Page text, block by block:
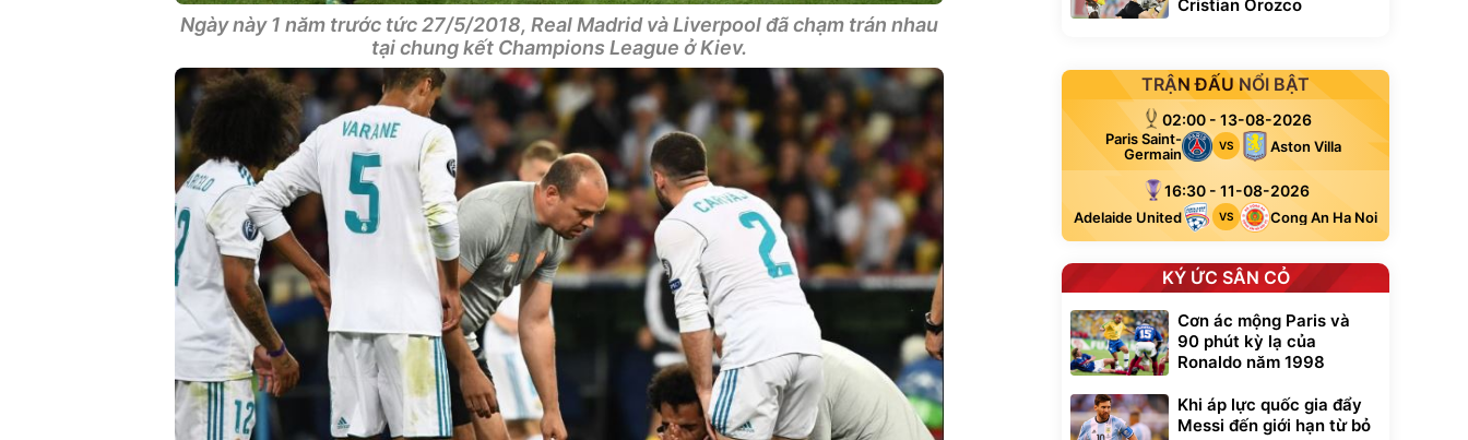
Ngày này 1 năm trước tức 27/5/2018, Real Madrid và Liverpool đã chạm trán nhau
tại chung kết Champions League ở Kiev.
Cristian Orozco
TRẬN ĐẤU NỔI BẬT
02:00 - 13-08-2026
Paris Saint-
Germain
VS Aston Villa
16:30 - 11-08-2026
Adelaide United VS Cong An Ha Noi
KÝ ỨC SÂN CỎ
Cơn ác mộng Paris và
90 phút kỳ lạ của
Ronaldo năm 1998
Khi áp lực quốc gia đẩy
Messi đến giới hạn từ bỏ